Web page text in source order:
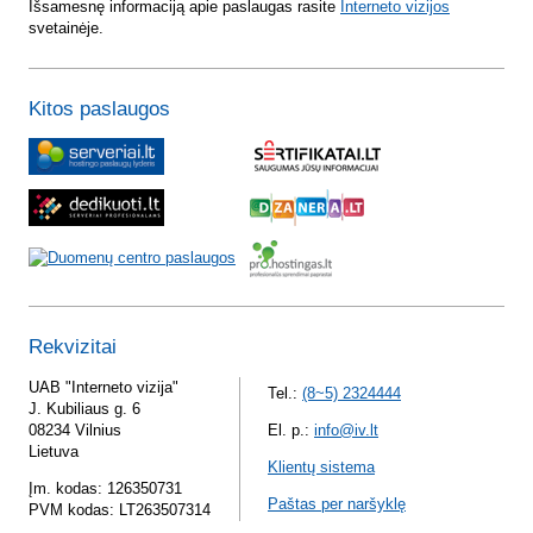
Išsamesnę informaciją apie paslaugas rasite Interneto vizijos
svetainėje.
Kitos paslaugos
Rekvizitai
UAB "Interneto vizija"
J. Kubiliaus g. 6
08234 Vilnius
Lietuva
Įm. kodas: 126350731
PVM kodas: LT263507314
Tel.: (8~5) 2324444
El. p.: info@iv.lt
Klientų sistema
Paštas per naršyklę